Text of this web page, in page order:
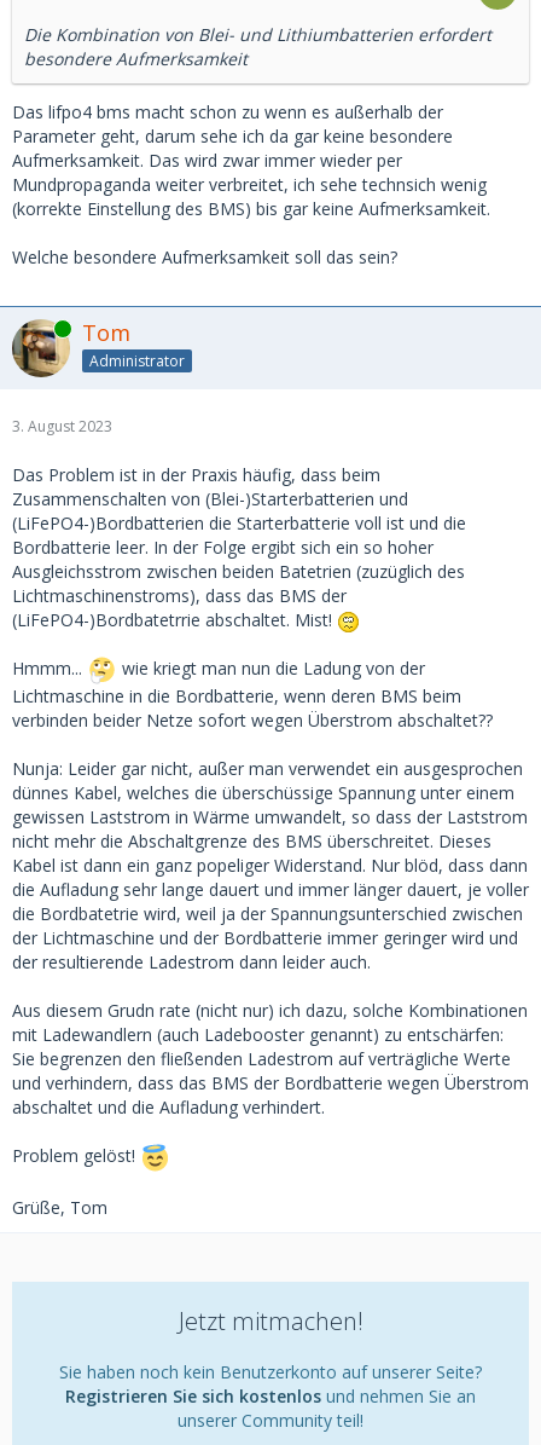
Die Kombination von Blei- und Lithiumbatterien erfordert
besondere Aufmerksamkeit
Das lifpo4 bms macht schon zu wenn es außerhalb der
Parameter geht, darum sehe ich da gar keine besondere
Aufmerksamkeit. Das wird zwar immer wieder per
Mundpropaganda weiter verbreitet, ich sehe technsich wenig
(korrekte Einstellung des BMS) bis gar keine Aufmerksamkeit.
Welche besondere Aufmerksamkeit soll das sein?
Online Tom
Administrator
3. August 2023
Das Problem ist in der Praxis häufig, dass beim
Zusammenschalten von (Blei-)Starterbatterien und
(LiFePO4-)Bordbatterien die Starterbatterie voll ist und die
Bordbatterie leer. In der Folge ergibt sich ein so hoher
Ausgleichsstrom zwischen beiden Batetrien (zuzüglich des
Lichtmaschinenstroms), dass das BMS der
(LiFePO4-)Bordbatetrrie abschaltet. Mist!
Hmmm...
wie kriegt man nun die Ladung von der
Lichtmaschine in die Bordbatterie, wenn deren BMS beim
verbinden beider Netze sofort wegen Überstrom abschaltet??
Nunja: Leider gar nicht, außer man verwendet ein ausgesprochen
dünnes Kabel, welches die überschüssige Spannung unter einem
gewissen Laststrom in Wärme umwandelt, so dass der Laststrom
nicht mehr die Abschaltgrenze des BMS überschreitet. Dieses
Kabel ist dann ein ganz popeliger Widerstand. Nur blöd, dass dann
die Aufladung sehr lange dauert und immer länger dauert, je voller
die Bordbatetrie wird, weil ja der Spannungsunterschied zwischen
der Lichtmaschine und der Bordbatterie immer geringer wird und
der resultierende Ladestrom dann leider auch.
Aus diesem Grudn rate (nicht nur) ich dazu, solche Kombinationen
mit Ladewandlern (auch Ladebooster genannt) zu entschärfen:
Sie begrenzen den fließenden Ladestrom auf verträgliche Werte
und verhindern, dass das BMS der Bordbatterie wegen Überstrom
abschaltet und die Aufladung verhindert.
Problem gelöst!
Grüße, Tom
Jetzt mitmachen!
Sie haben noch kein Benutzerkonto auf unserer Seite?
Registrieren Sie sich kostenlos und nehmen Sie an
unserer Community teil!